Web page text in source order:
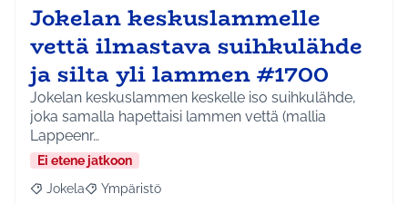
Jokelan keskuslammelle
vettä ilmastava suihkulähde
ja silta yli lammen #1700
Jokelan keskuslammen keskelle iso suihkulähde,
joka samalla hapettaisi lammen vettä (mallia
Lappeenr…
Ei etene jatkoon
Rajaa tulokset aihepiirin mukaan: Jokela
Jokela Rajaa tulokset teeman mukaan: Ympäristö
Ympäristö